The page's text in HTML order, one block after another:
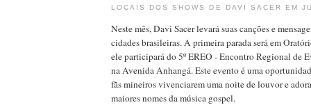
LOCAIS DOS SHOWS DE DAVI SACER EM
Neste mês, Davi Sacer levará suas canções e
cidades brasileiras. A primeira parada será em
ele participará do 5º EREO - Encontro Regional de
na Avenida Anhangá. Este evento é uma
fãs mineiros vivenciarem uma noite de louvor e
maiores nomes da música gospel.